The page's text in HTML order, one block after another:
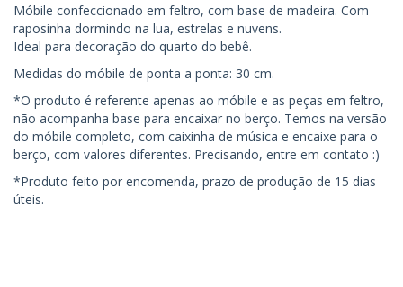
Móbile confeccionado em feltro, com base de madeira. Com
raposinha dormindo na lua, estrelas e nuvens.
Ideal para decoração do quarto do bebê.
Medidas do móbile de ponta a ponta: 30 cm.
*O produto é referente apenas ao móbile e as peças em feltro,
não acompanha base para encaixar no berço. Temos na versão
do móbile completo, com caixinha de música e encaixe para o
berço, com valores diferentes. Precisando, entre em contato :)
*Produto feito por encomenda, prazo de produção de 15 dias
úteis.